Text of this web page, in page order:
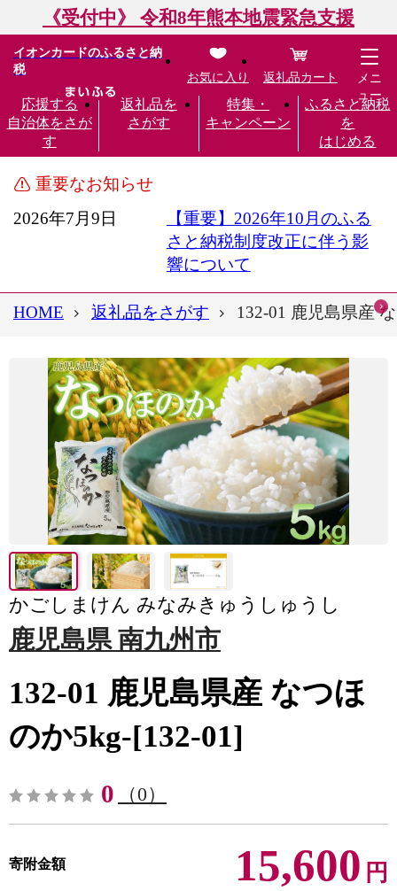
《受付中》 令和8年熊本地震緊急支援
イオンカードのふるさと納
税
応援する
自治体をさが
す
返礼品を
さがす
特集・
キャンペーン
ふるさと納税
を
はじめる
お気に入り 返礼品カート
メニ
ュー
重要なお知らせ
2026年7月9日
【重要】2026年10月のふる
さと納税制度改正に伴う影
響について
HOME 返礼品をさがす 132-01 鹿児島県産
かごしまけん みなみきゅうしゅうし
鹿児島県 南九州市
132-01 鹿児島県産 なつほ
のか5kg-[132-01]
0 （0）
寄附金額 15,600 円